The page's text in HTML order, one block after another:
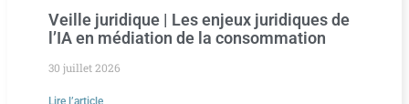
Veille juridique | Les enjeux juridiques de
l’IA en médiation de la consommation
30 juillet 2026